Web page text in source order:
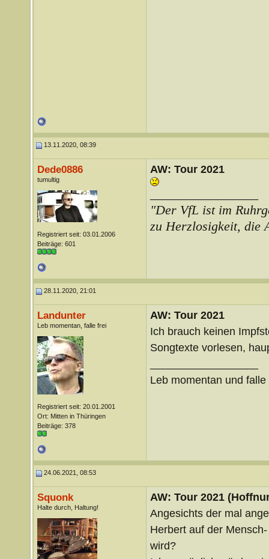
13.11.2020, 08:39
Dede0886
tumultig
Registriert seit: 03.01.2006
Beiträge: 601
AW: Tour 2021
"Der VfL ist im
zu Herzlosigkeit, die
28.11.2020, 21:01
Landunter
Leb momentan, falle frei
Registriert seit: 20.01.2001
Ort: Mitten in Thüringen
Beiträge: 378
AW: Tour 2021
Ich brauch keinen
Songtexte vorlesen,
Leb momentan und falle
24.06.2021, 08:53
Squonk
Halte durch, Haltung!
AW: Tour 2021
Angesichts der mal
Herbert auf der
wird?